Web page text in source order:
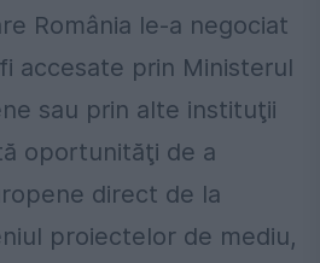
România le-a negociat
accesate prin Ministerul
sau prin alte instituţii
oportunităţi de a
direct de la
proiectelor de mediu,